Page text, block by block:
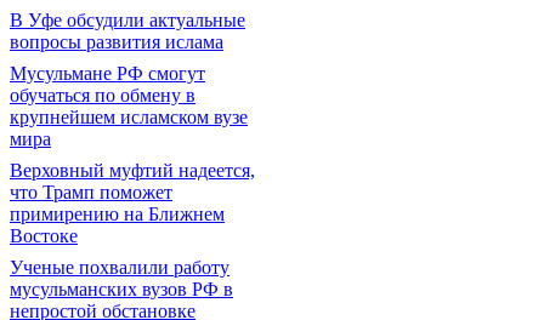
В Уфе обсудили актуальные
вопросы развития ислама
Мусульмане РФ смогут
обучаться по обмену в
крупнейшем исламском вузе
мира
Верховный муфтий надеется,
что Трамп поможет
примирению на Ближнем
Востоке
Ученые похвалили работу
мусульманских вузов РФ в
непростой обстановке